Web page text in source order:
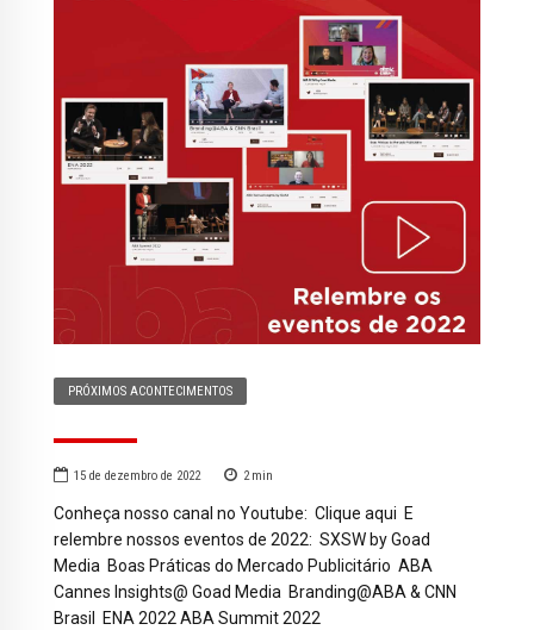
PRÓXIMOS ACONTECIMENTOS
15 de dezembro de 2022 2 min
Conheça nosso canal no Youtube: Clique aqui E
relembre nossos eventos de 2022: SXSW by Goad
Media Boas Práticas do Mercado Publicitário ABA
Cannes Insights@ Goad Media Branding@ABA & CNN
Brasil ENA 2022 ABA Summit 2022